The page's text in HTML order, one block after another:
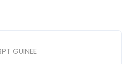
GUINEE